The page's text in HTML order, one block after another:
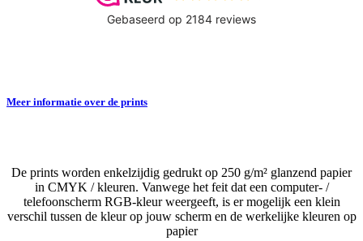
Meer informatie over de prints
De prints worden enkelzijdig gedrukt op 250 g/m² glanzend papier
in CMYK / kleuren. Vanwege het feit dat een computer- /
telefoonscherm RGB-kleur weergeeft, is er mogelijk een klein
verschil tussen de kleur op jouw scherm en de werkelijke kleuren op
papier